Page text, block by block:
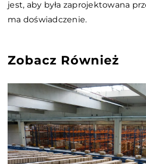
jest, aby była zaprojektowana
ma doświadczenie.
Zobacz Również